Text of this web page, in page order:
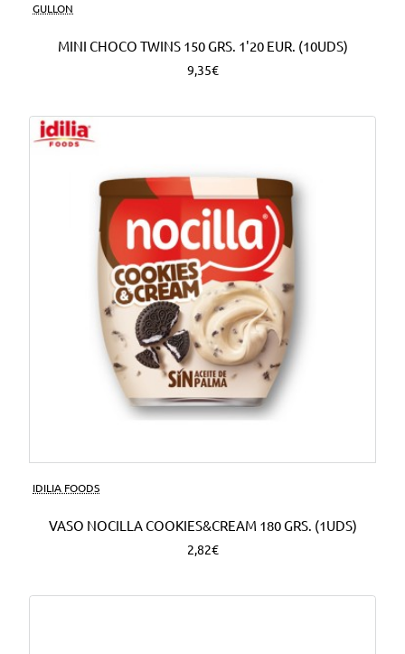
GULLON
MINI CHOCO TWINS 150 GRS. 1'20 EUR. (10UDS)
9,35€
IDILIA FOODS
VASO NOCILLA COOKIES&CREAM 180 GRS. (1UDS)
2,82€